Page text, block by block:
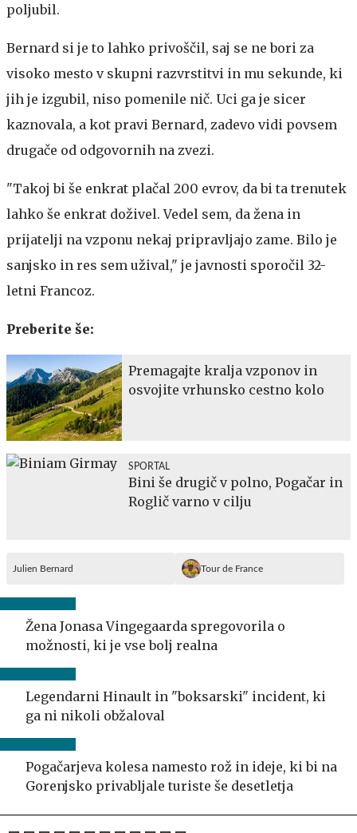
poljubil.
Bernard si je to lahko privoščil, saj se ne bori za
visoko mesto v skupni razvrstitvi in mu sekunde, ki
jih je izgubil, niso pomenile nič. Uci ga je sicer
kaznovala, a kot pravi Bernard, zadevo vidi povsem
drugače od odgovornih na zvezi.
"Takoj bi še enkrat plačal 200 evrov, da bi ta trenutek
lahko še enkrat doživel. Vedel sem, da žena in
prijatelji na vzponu nekaj pripravljajo zame. Bilo je
sanjsko in res sem užival," je javnosti sporočil 32-
letni Francoz.
Preberite še:
Premagajte kralja vzponov in
osvojite vrhunsko cestno kolo
SPORTAL
Bini še drugič v polno, Pogačar in
Roglič varno v cilju
Julien Bernard Tour de France
Žena Jonasa Vingegaarda spregovorila o
možnosti, ki je vse bolj realna
Legendarni Hinault in "boksarski" incident, ki
ga ni nikoli obžaloval
Pogačarjeva kolesa namesto rož in ideje, ki bi na
Gorenjsko privabljale turiste še desetletja